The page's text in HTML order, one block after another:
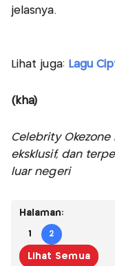
jelasnya.
Lihat juga: Lagu
(kha)
Celebrity
eksklusif, dan
luar negeri
Halaman:
1 2
Lihat Semua